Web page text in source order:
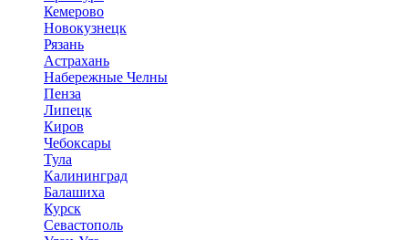
Кемерово
Новокузнецк
Рязань
Астрахань
Набережные Челны
Пенза
Липецк
Киров
Чебоксары
Тула
Калининград
Балашиха
Курск
Севастополь